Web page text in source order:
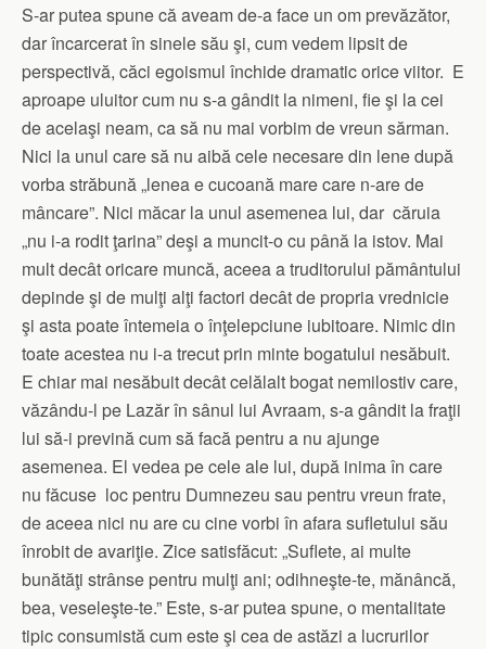
S-ar putea spune că aveam de-a face un om prevăzător,
dar încarcerat în sinele său şi, cum vedem lipsit de
perspectivă, căci egoismul închide dramatic orice viitor. E
aproape uluitor cum nu s-a gândit la nimeni, fie şi la cei
de acelaşi neam, ca să nu mai vorbim de vreun sărman.
Nici la unul care să nu aibă cele necesare din lene după
vorba străbună „lenea e cucoană mare care n-are de
mâncare”. Nici măcar la unul asemenea lui, dar căruia
„nu i-a rodit ţarina” deşi a muncit-o cu până la istov. Mai
mult decât oricare muncă, aceea a truditorului pământului
depinde şi de mulţi alţi factori decât de propria vrednicie
şi asta poate întemeia o înţelepciune iubitoare. Nimic din
toate acestea nu i-a trecut prin minte bogatului nesăbuit.
E chiar mai nesăbuit decât celălalt bogat nemilostiv care,
văzându-l pe Lazăr în sânul lui Avraam, s-a gândit la fraţii
lui să-i prevină cum să facă pentru a nu ajunge
asemenea. El vedea pe cele ale lui, după inima în care
nu făcuse loc pentru Dumnezeu sau pentru vreun frate,
de aceea nici nu are cu cine vorbi în afara sufletului său
înrobit de avariţie. Zice satisfăcut: „Suflete, ai multe
bunătăţi strânse pentru mulţi ani; odihneşte-te, mănâncă,
bea, veseleşte-te.” Este, s-ar putea spune, o mentalitate
tipic consumistă cum este şi cea de astăzi a lucrurilor